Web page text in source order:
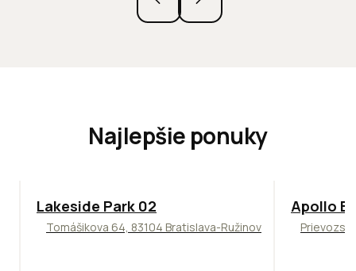
Najlepšie ponuky
ODPORÚČAME
Lakeside Park 02
Tomášikova 64, 83104 Bratislava-Ružinov
TOP
Apollo